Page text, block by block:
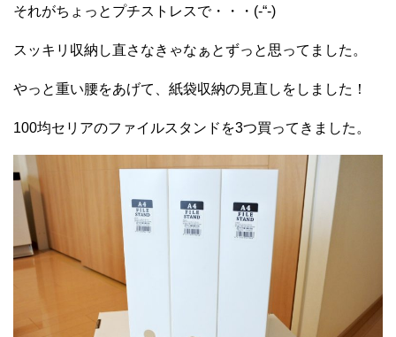
それがちょっとプチストレスで・・・(-“-)
スッキリ収納し直さなきゃなぁとずっと思ってました。
やっと重い腰をあげて、紙袋収納の見直しをしました！
100均セリアのファイルスタンドを3つ買ってきました。